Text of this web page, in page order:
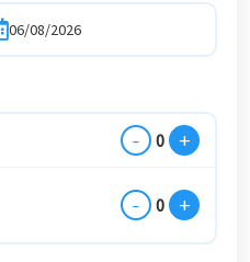
- 0 +
- 0 +